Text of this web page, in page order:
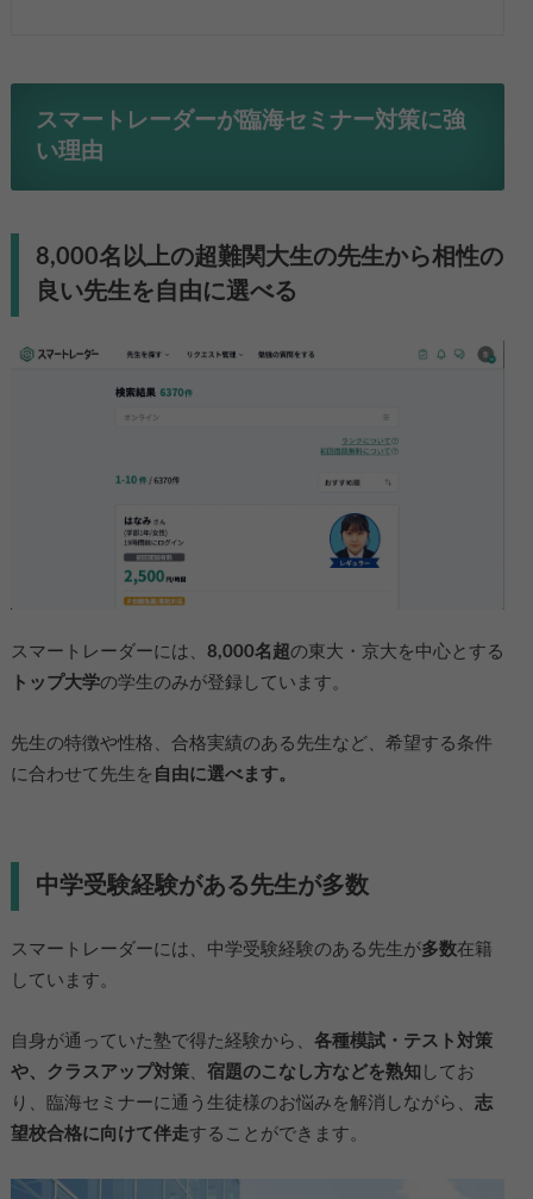
スマートレーダーが臨海セミナー対策に強
い理由
8,000名以上の超難関大生の先生から相性の
良い先生を自由に選べる
スマートレーダーには、 8,000名超の東大・京大を中心とする
トップ大学の学生のみが登録しています。
先生の特徴や性格、合格実績のある先生など、希望する条件
に合わせて先生を 自由に選べます。
中学受験経験がある先生が多数
スマートレーダーには、中学受験経験のある先生が多数在籍
しています。
自身が通っていた塾で得た経験から、 各種模試・テスト対策
や、 クラスアップ対策、 宿題のこなし方などを熟知 してお
り、臨海セミナーに通う生徒様のお悩みを解消しながら、 志
望校合格に向けて伴走することができます。